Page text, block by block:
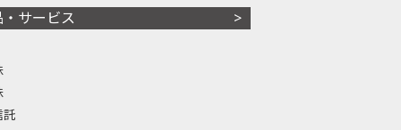
サービス
託